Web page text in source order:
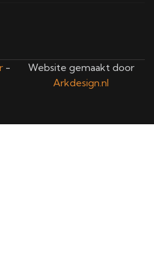
-
Website gemaakt door
Arkdesign.nl